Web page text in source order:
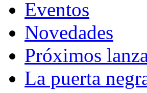
Eventos
Novedades
Próximos
La puerta